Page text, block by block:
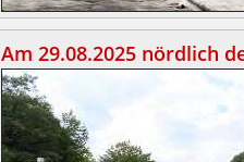
Am 29.08.2025 nördlich